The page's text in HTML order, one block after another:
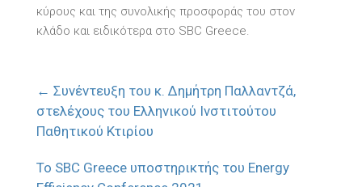
κύρους και της συνολικής προσφοράς του στον
κλάδο και ειδικότερα στο SBC Greece.
← Συνέντευξη του κ. Δημήτρη Παλλαντζά,
στελέχους του Ελληνικού Ινστιτούτου
Παθητικού Κτιρίου
Το SBC Greece υποστηρικτής του Energy